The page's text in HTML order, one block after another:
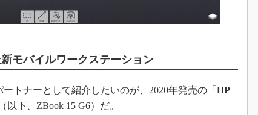
モバイルワークステーション
トナーとして紹介したいのが、2020年発売の「 HP
以下、ZBook 15 G6）だ。